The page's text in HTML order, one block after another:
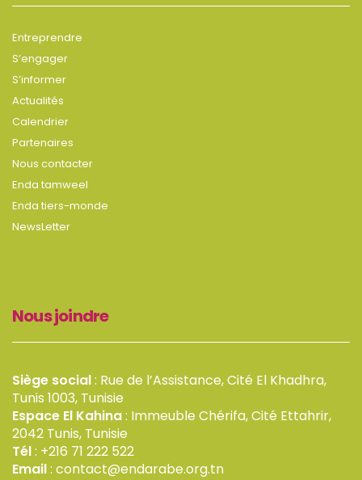
Entreprendre
S’engager
S’informer
Actualités
Calendrier
Partenaires
Nous contacter
Enda tamweel
Enda tiers-monde
NewsLetter
Nous joindre
Siège social: Rue de l’Assistance, Cité El Khadhra,
Tunis 1003, Tunisie
Espace El Kahina: Immeuble Chérifa, Cité Ettahrir,
2042 Tunis, Tunisie
Tél: +216 71 222 522
Email: contact@endarabe.org.tn